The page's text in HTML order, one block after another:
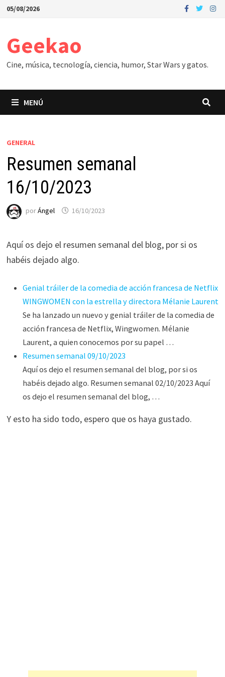
Saltar
05/08/2026
Geekao
Cine, música, tecnología, ciencia, humor, Star Wars y gatos.
MENÚ
GENERAL
Resumen semanal
16/10/2023
porÁngel 16/10/2023
Aquí os dejo el resumen semanal del blog, por si os
habéis dejado algo.
Genial tráiler de la comedia de acción francesa de Netflix
WINGWOMEN con la estrella y directora Mélanie Laurent
Se ha lanzado un nuevo y genial tráiler de la comedia de
acción francesa de Netflix, Wingwomen. Mélanie
Laurent, a quien conocemos por su papel …
Resumen semanal 09/10/2023
Aquí os dejo el resumen semanal del blog, por si os
habéis dejado algo. Resumen semanal 02/10/2023 Aquí
os dejo el resumen semanal del blog, …
Y esto ha sido todo, espero que os haya gustado.